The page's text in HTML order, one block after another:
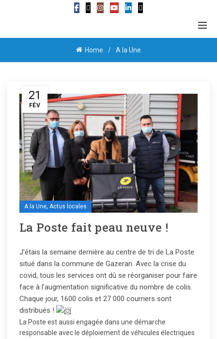
Home A la Une
21
FÉV
A la Une, Actus locales
La Poste fait peau neuve !
J’étais la semaine dernière au centre de tri de La Poste
situé dans la commune de Gazeran. Avec la crise du
covid, tous les services ont dû se réorganiser pour faire
face à l’augmentation significative du nombre de colis.
Chaque jour, 1600 colis et 27 000 courriers sont
distribués !
La Poste est aussi engagée dans une démarche
responsable avec le déploiement de véhicules électriques